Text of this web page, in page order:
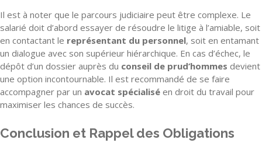
Il est à noter que le parcours judiciaire peut être complexe. Le
salarié doit d’abord essayer de résoudre le litige à l’amiable, soit
en contactant le représentant du personnel, soit en entamant
un dialogue avec son supérieur hiérarchique. En cas d’échec, le
dépôt d’un dossier auprès du conseil de prud’hommes devient
une option incontournable. Il est recommandé de se faire
accompagner par un avocat spécialisé en droit du travail pour
maximiser les chances de succès.
Conclusion et Rappel des Obligations